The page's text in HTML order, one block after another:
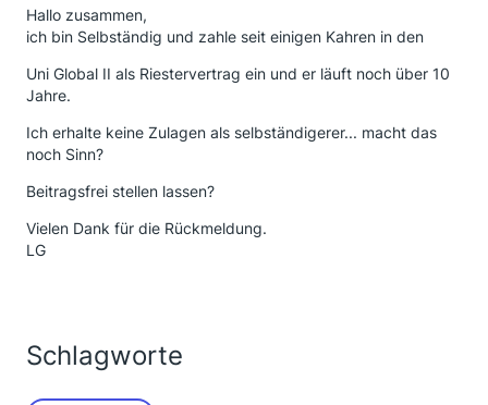
Hallo zusammen,
ich bin Selbständig und zahle seit einigen Kahren in den
Uni Global II als Riestervertrag ein und er läuft noch über 10
Jahre.
Ich erhalte keine Zulagen als selbständigerer... macht das
noch Sinn?
Beitragsfrei stellen lassen?
Vielen Dank für die Rückmeldung.
LG
Schlagworte